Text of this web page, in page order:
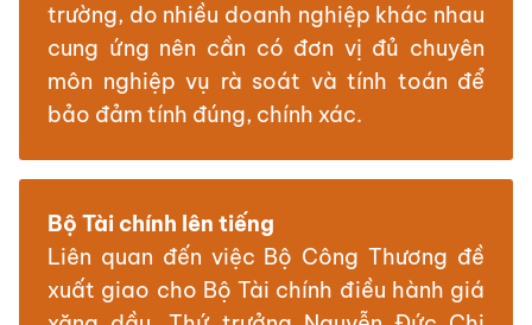
trường, do nhiều doanh nghiệp khác nhau
cung ứng nên cần có đơn vị đủ chuyên
môn nghiệp vụ rà soát và tính toán để
bảo đảm tính đúng, chính xác.
Bộ Tài chính lên tiếng
Liên quan đến việc Bộ Công Thương đề
xuất giao cho Bộ Tài chính điều hành giá